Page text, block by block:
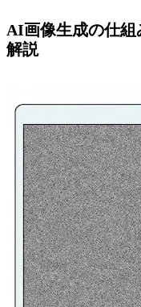
AI画像生成の仕
解説